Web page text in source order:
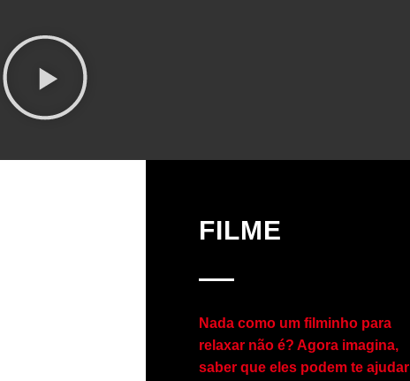
FILME
Nada como um filminho para
relaxar não é? Agora imagina,
saber que eles podem te ajudar